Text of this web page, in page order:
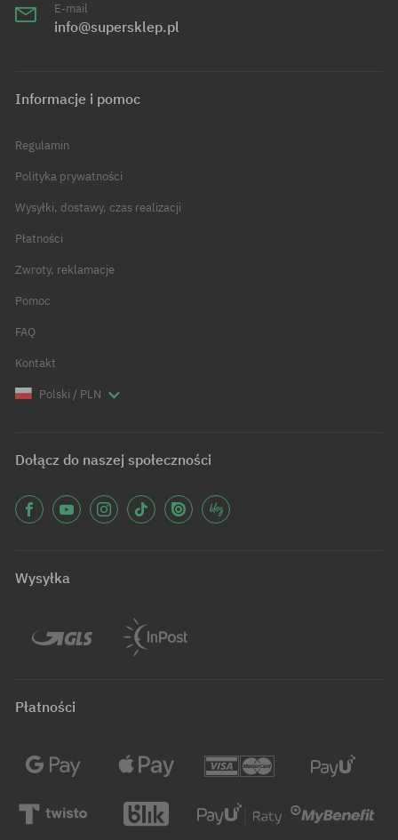
E-mail
info@supersklep.pl
Informacje i pomoc
Regulamin
Polityka prywatności
Wysyłki, dostawy, czas realizacji
Płatności
Zwroty, reklamacje
Pomoc
FAQ
Kontakt
Polski / PLN
Dołącz do naszej społeczności
Wysyłka
Płatności